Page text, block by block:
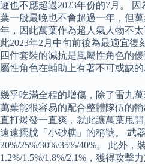
遲也不應超過2023年份的7月。
葉一般最晚也不會超過一年，但
年，因此萬葉作為超人氣人物不
此2023年2月中旬前後為最適宜復
四件套裝的減抗是風屬性角色的
屬性角色在輔助上有著不可或缺的
幾乎吃滿全程的增傷，除了雷九
萬葉能很容易的配合整體隊伍的
直打爆發一直爽，就此讓萬葉甩
遠遠擺脫「小砂糖」的稱號。 武
20%/25%/30%/35%/40%。 此外
1.2%/1.5%/1.8%/2.1%，獲得攻擊